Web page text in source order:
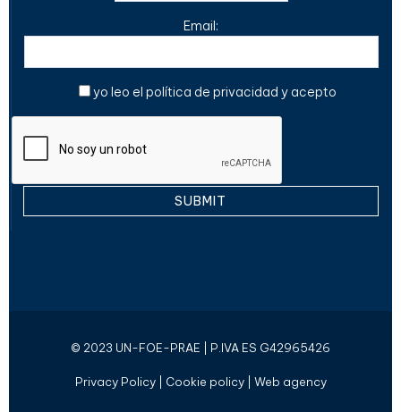
Email:
yo leo el política de privacidad y acepto
© 2023 UN-FOE-PRAE | P.IVA ES G42965426
Privacy Policy| Cookie policy| Web agency